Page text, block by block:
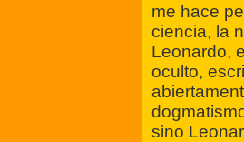
me hace
ciencia, la
Leonardo,
oculto,
sino